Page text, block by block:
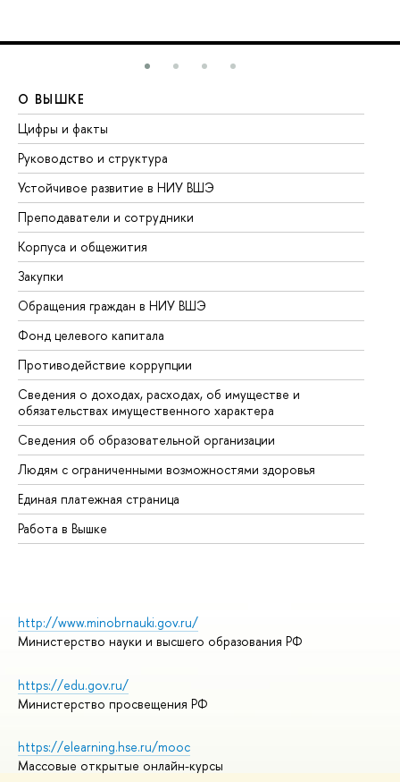
О ВЫШКЕ
Цифры и факты
Руководство и структура
Устойчивое развитие в НИУ ВШЭ
Преподаватели и сотрудники
Корпуса и общежития
Закупки
Обращения граждан в НИУ ВШЭ
Фонд целевого капитала
Противодействие коррупции
Сведения о доходах, расходах, об имуществе и
обязательствах имущественного характера
Сведения об образовательной организации
Людям с ограниченными возможностями здоровья
Единая платежная страница
Работа в Вышке
http://www.minobrnauki.gov.ru/
Министерство науки и высшего образования РФ
https://edu.gov.ru/
Министерство просвещения РФ
https://elearning.hse.ru/mooc
Массовые открытые онлайн-курсы